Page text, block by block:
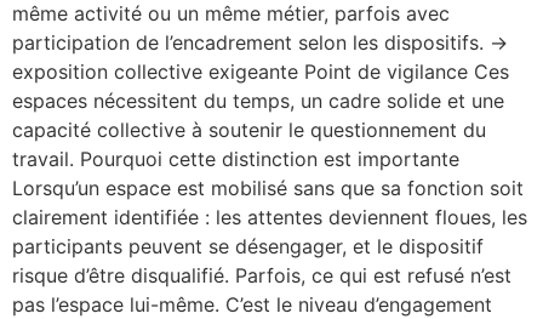
même activité ou un même métier, parfois avec
participation de l’encadrement selon les dispositifs. →
exposition collective exigeante Point de vigilance Ces
espaces nécessitent du temps, un cadre solide et une
capacité collective à soutenir le questionnement du
travail. Pourquoi cette distinction est importante
Lorsqu’un espace est mobilisé sans que sa fonction soit
clairement identifiée : les attentes deviennent floues, les
participants peuvent se désengager, et le dispositif
risque d’être disqualifié. Parfois, ce qui est refusé n’est
pas l’espace lui-même. C’est le niveau d’engagement